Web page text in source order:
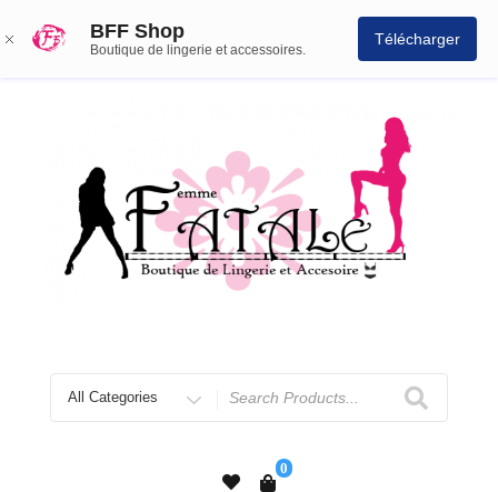
BFF Shop
Boutique de lingerie et accessoires.
Télécharger
0